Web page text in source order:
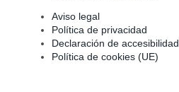
Aviso legal
Política de privacidad
Declaración de accesibilidad
Política de cookies (UE)